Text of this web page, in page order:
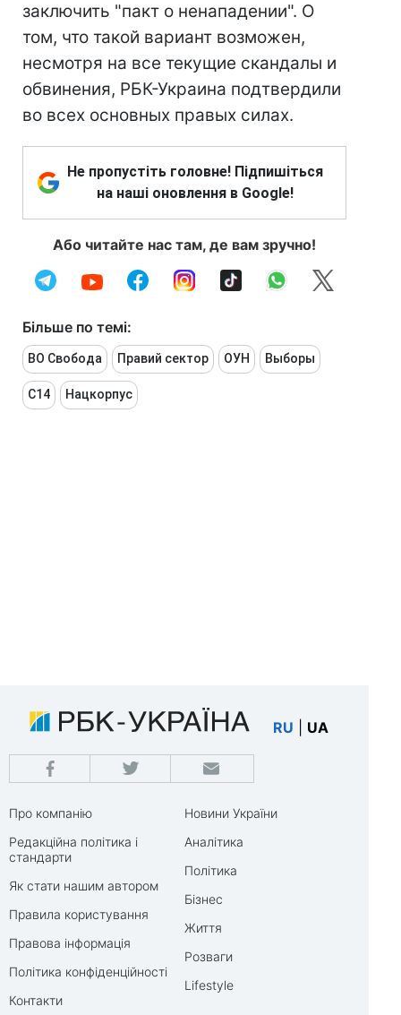
заключить "пакт о ненападении". О
том, что такой вариант возможен,
несмотря на все текущие скандалы и
обвинения, РБК-Украина подтвердили
во всех основных правых силах.
Не пропустіть головне! Підпишіться
на наші оновлення в Google!
Або читайте нас там, де вам зручно!
Більше по темі:
ВО Свобода Правий сектор ОУН Выборы
С14 Нацкорпус
RU UA
Про компанію
Редакційна політика і
стандарти
Як стати нашим автором
Правила користування
Правова інформація
Політика конфіденційності
Контакти
Новини України
Аналітика
Політика
Бізнес
Життя
Розваги
Lifestyle